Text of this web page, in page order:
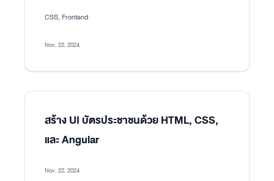
CSS, Frontend
Nov. 22, 2024
สร้าง UI บัตรประชาชนด้วย HTML, CSS,
และ Angular
Nov. 22, 2024